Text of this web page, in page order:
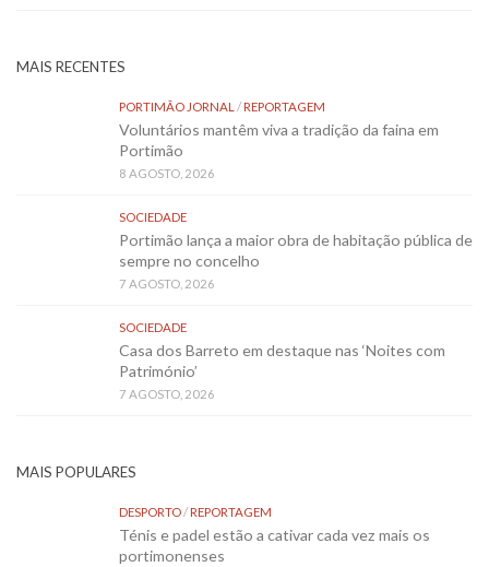
MAIS RECENTES
PORTIMÃO JORNAL /REPORTAGEM
Voluntários mantêm viva a tradição da faina em
Portimão
8 AGOSTO, 2026
SOCIEDADE
Portimão lança a maior obra de habitação pública de
sempre no concelho
7 AGOSTO, 2026
SOCIEDADE
Casa dos Barreto em destaque nas ‘Noites com
Património’
7 AGOSTO, 2026
MAIS POPULARES
DESPORTO/REPORTAGEM
Ténis e padel estão a cativar cada vez mais os
portimonenses